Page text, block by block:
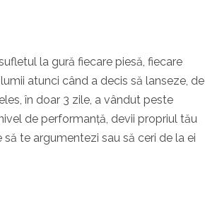
la gură fiecare piesă, fiecare
atunci când a decis să lanseze, de
în doar 3 zile, a vândut peste
de performanță, devii propriul tău
te argumentezi sau să ceri de la ei